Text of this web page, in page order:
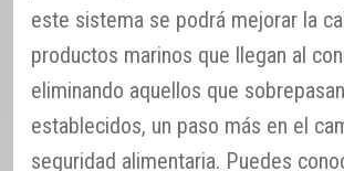
este sistema se podrá mejorar la
productos marinos que llegan al
eliminando aquellos que
establecidos, un paso más en el
seguridad alimentaria. Puedes